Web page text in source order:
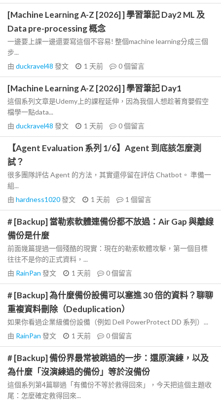
[Machine Learning A-Z [2026] ] 學習筆記 Day2 ML 及
Data pre-processing 概念
一邊要上課一邊還要寫這個不容易! 整個machine learning分成三個
步...
由 duckravel48 發文 1 天前 0個留言
[Machine Learning A-Z [2026] ] 學習筆記 Day1
這個系列文章是Udemy上的課程延伸，因為我個人想趁著育嬰假空
檔學一點data...
由 duckravel48 發文 1 天前 0個留言
【Agent Evaluation 系列 1/6】Agent 到底該怎麼測
試？
很多團隊評估 Agent 的方法，其實還停留在評估 Chatbot。 準備一
組...
由 hardness1020發文 1 天前 1 個留言
# [Backup] 當勒索軟體連備份都不放過：Air Gap 與離線
備份是什麼
前面幾篇提過一個殘酷的現實：現在的勒索軟體攻擊，第一個目標
往往不是你的正式資料，...
由 RainPan 發文 1 天前 0個留言
# [Backup] 為什麼備份設備可以塞進 30 倍的資料？聊聊
重複資料刪除（Deduplication）
如果你看過企業級備份設備（例如 Dell PowerProtect DD 系列）...
由 RainPan 發文 1 天前 0個留言
# [Backup] 備份界最常被跳過的一步：還原演練，以及
為什麼「沒演練過的備份」等於沒備份
這個系列第4篇聊過「有備份不等於救得回來」，今天把這個主題收
尾：怎麼確定救得回來...